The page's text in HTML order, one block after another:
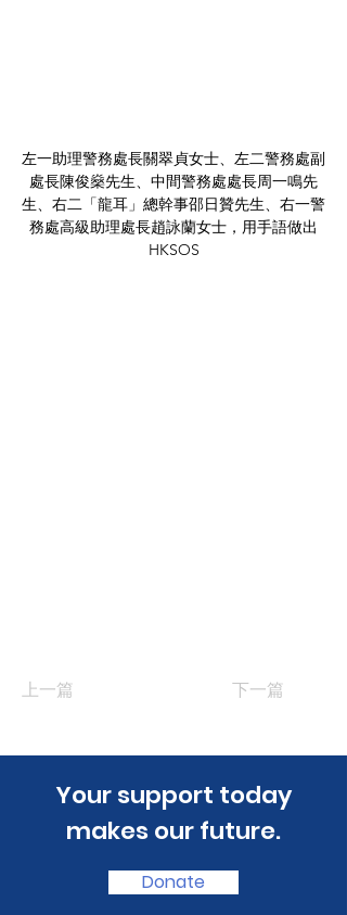
左一助理警務處長關翠貞女士、左二警務處副
處長陳俊燊先生、中間警務處處長周一鳴先
生、右二「龍耳」總幹事邵日贊先生、右一警
務處高級助理處長趙詠蘭女士，用手語做出
HKSOS
上一篇 下一篇
​Your support today
makes our future.
Donate